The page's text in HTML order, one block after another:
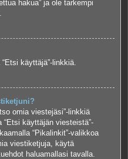
hakua” ja ole tarkempi
käyttäjä”-linkkiä.
omia viestejäsi”-linkkiä
käyttäjän viesteistä”-
“Pikalinkit”-valikkoa
viestiketjuja, käytä
haluamallasi tavalla.